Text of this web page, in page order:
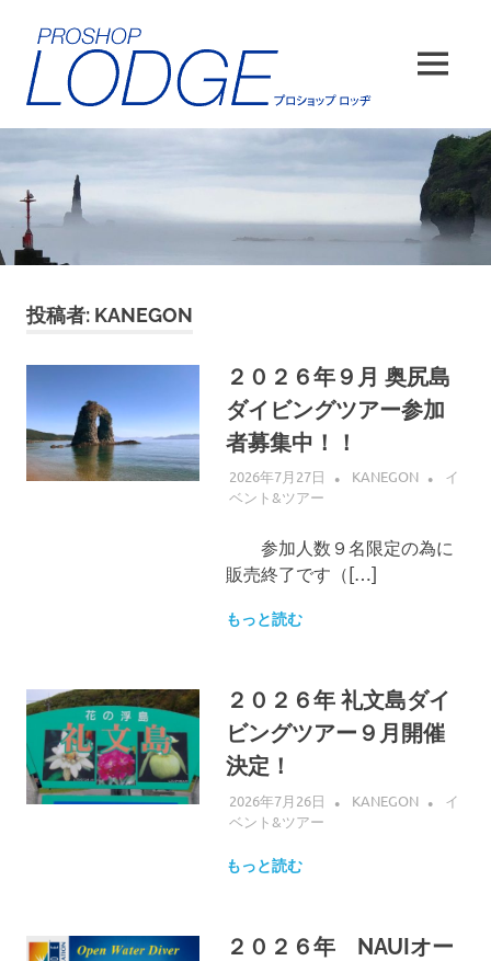
ス
ッ
プ
MENU
投稿者: KANEGON
２０２６年９月 奥尻島
ダイビングツアー参加
者募集中！！
2026年7月27日 KANEGON
イ
ベント&ツアー
参加人数９名限定の為に
販売終了です（[…]
もっと読む
２０２６年 礼文島ダイ
ビングツアー９月開催
決定！
2026年7月26日 KANEGON
イ
ベント&ツアー
もっと読む
２０２６年 NAUIオー